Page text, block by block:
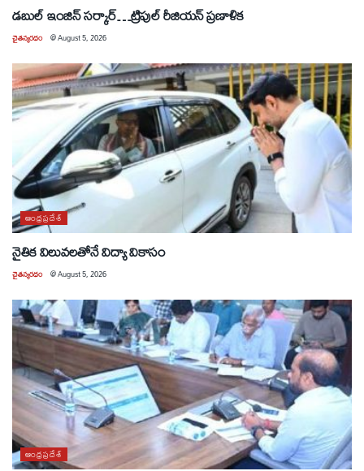
డబుల్ ఇంజిన్ సర్కార్…ట్రిపుల్ రీజియన్ ప్రణాళిక
చైతన్యరధం @August 5, 2026
ఆంధ్రప్రదేశ్
నైతిక విలువలతోనే విద్యా వికాసం
చైతన్యరధం @August 5, 2026
ఆంధ్రప్రదేశ్